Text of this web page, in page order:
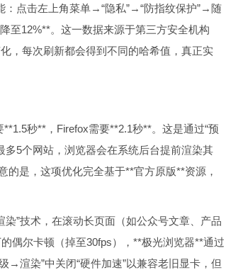
：点击左上角菜单→“隐私”→“防指纹保护”→随
至12%**。这一数据来源于第三方安全机构
，每次刷新都会得到不同的哈希值，真正实
秒**，Firefox需要**2.1秒**。这是通过“预
5个网站，浏览器会在系统后台提前渲染其
是，这项优化完全基于**官方原版**资源，
”技术，在滚动长页面（如公众号文章、产品
偶尔卡顿（掉至30fps），**极光浏览器**通过
渲染”中关闭“硬件加速”以兼容老旧显卡，但